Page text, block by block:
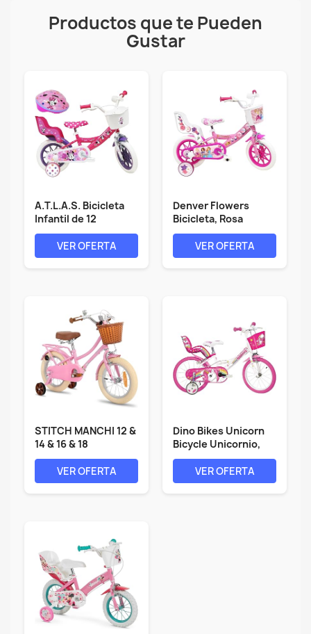
Productos que te Pueden
Gustar
A.T.L.A.S. Bicicleta
Infantil de 12
Pulgadas...
VER OFERTA
Denver Flowers
Bicicleta, Rosa
Blanco, 12
VER OFERTA
STITCH MANCHI 12 &
14 & 16 & 18
Pulgadas...
VER OFERTA
Dino Bikes Unicorn
Bicycle Unicornio,
Niñas,...
VER OFERTA